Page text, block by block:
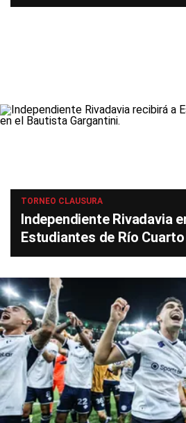
TORNEO CLAUSURA
Independiente Rivadavia
Estudiantes de Río